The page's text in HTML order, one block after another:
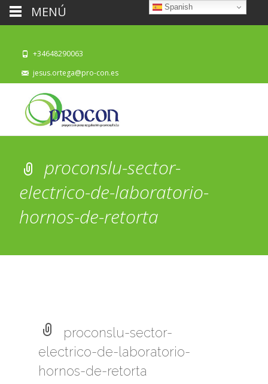
+34648290063
jesus.ortega@pro-con.es
proconslu-sector-
electrico-de-laboratorio-
hornos-de-retorta
proconslu-sector-
electrico-de-laboratorio-
hornos-de-retorta
Spanish
MENÚ